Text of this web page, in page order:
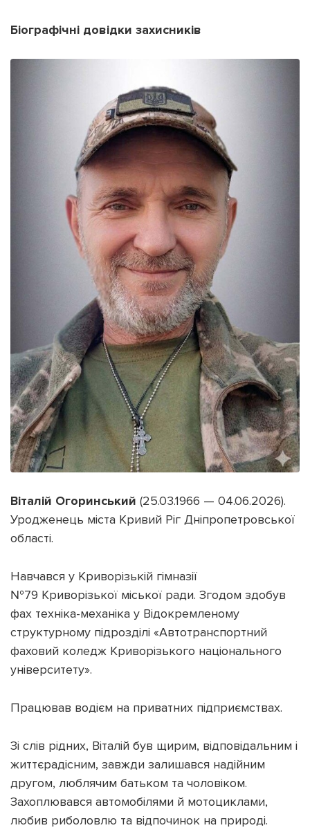
Біографічні довідки захисників
Віталій Огоринський (25.03.1966 — 04.06.2026).
Уродженець міста Кривий Ріг Дніпропетровської
області.
Навчався у Криворізькій гімназії
№79 Криворізької міської ради. Згодом здобув
фах техніка-механіка у Відокремленому
структурному підрозділі «Автотранспортний
фаховий коледж Криворізького національного
університету».
Працював водієм на приватних підприємствах.
Зі слів рідних, Віталій був щирим, відповідальним і
життєрадісним, завжди залишався надійним
другом, люблячим батьком та чоловіком.
Захоплювався автомобілями й мотоциклами,
любив риболовлю та відпочинок на природі.